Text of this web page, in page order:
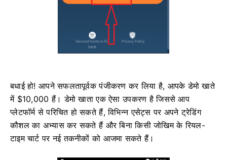
बधाई हो! आपने सफलतापूर्वक पंजीकरण कर लिया है, आपके डेमो खाते
में $10,000 हैं। डेमो खाता एक ऐसा उपकरण है जिससे आप
प्लेटफॉर्म से परिचित हो सकते हैं, विभिन्न एसेट्स पर अपने ट्रेडिंग
कौशल का अभ्यास कर सकते हैं और बिना किसी जोखिम के रियल-
टाइम चार्ट पर नई तकनीकों को आजमा सकते हैं।